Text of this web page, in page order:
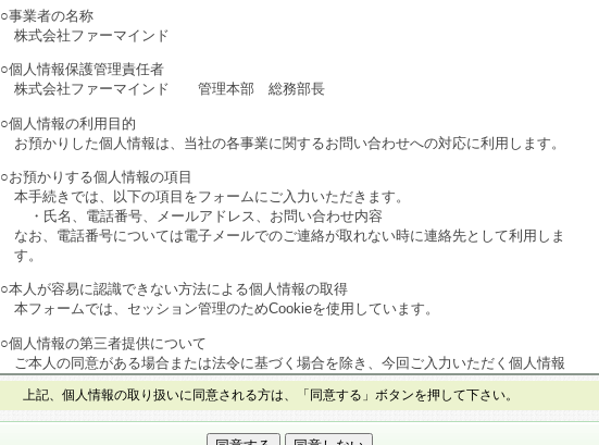
○事業者の名称
株式会社ファーマインド
○個人情報保護管理責任者
株式会社ファーマインド 管理本部 総務部長
○個人情報の利用目的
お預かりした個人情報は、当社の各事業に関するお問い合わせへの対応に利用します。
○お預かりする個人情報の項目
本手続きでは、以下の項目をフォームにご入力いただきます。
・氏名、電話番号、メールアドレス、お問い合わせ内容
なお、電話番号については電子メールでのご連絡が取れない時に連絡先として利用しま
す。
○本人が容易に認識できない方法による個人情報の取得
本フォームでは、セッション管理のためCookieを使用しています。
○個人情報の第三者提供について
ご本人の同意がある場合または法令に基づく場合を除き、今回ご入力いただく個人情報
は第三者に提供しません。
個人情報の取り扱いを外部に委託する場合は、当社が規定する個人情報管理基準を満た
上記、個人情報の取り扱いに同意される方は、「同意する」ボタンを押して下さい。